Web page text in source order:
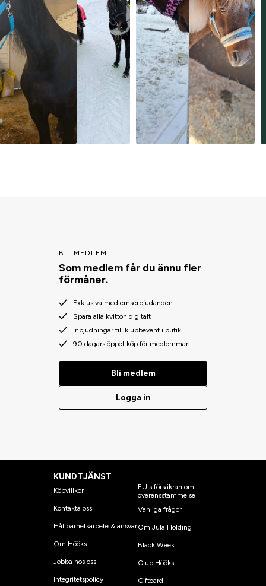
BLI MEDLEM
Som medlem får du ännu fler
förmåner.
Exklusiva medlemserbjudanden
Spara alla kvitton digitalt
Inbjudningar till klubbevent i butik
90 dagars öppet köp för medlemmar
Bli medlem
Logga in
KUNDTJÄNST
Köpvillkor
Kontakta oss
Hållbarhetsarbete & ansvar
Om Hööks
Jobba hos oss
Integritetspolicy
EU:s försäkran om
överensstämmelse
Vanliga frågor
Om Jula Holding
Black Week
Club Hööks
Giftcard